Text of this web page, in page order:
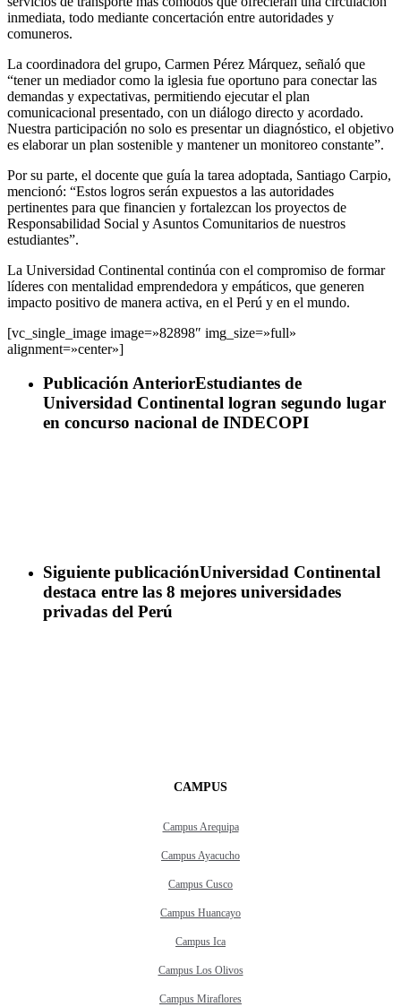
inmediata, todo mediante concertación entre autoridades y
comuneros.
La coordinadora del grupo, Carmen Pérez Márquez, señaló que
“tener un mediador como la iglesia fue oportuno para conectar las
demandas y expectativas, permitiendo ejecutar el plan
comunicacional presentado, con un diálogo directo y acordado.
Nuestra participación no solo es presentar un diagnóstico, el objetivo
es elaborar un plan sostenible y mantener un monitoreo constante”.
Por su parte, el docente que guía la tarea adoptada, Santiago Carpio,
mencionó: “Estos logros serán expuestos a las autoridades
pertinentes para que financien y fortalezcan los proyectos de
Responsabilidad Social y Asuntos Comunitarios de nuestros
estudiantes”.
La Universidad Continental continúa con el compromiso de formar
líderes con mentalidad emprendedora y empáticos, que generen
impacto positivo de manera activa, en el Perú y en el mundo.
[vc_single_image image=»82898″ img_size=»full»
alignment=»center»]
Publicación AnteriorEstudiantes de
Universidad Continental logran segundo lugar
en concurso nacional de INDECOPI
Siguiente publicaciónUniversidad Continental
destaca entre las 8 mejores universidades
privadas del Perú
CAMPUS
Campus Arequipa
Campus Ayacucho
Campus Cusco
Campus Huancayo
Campus Ica
Campus Los Olivos
Campus Miraflores